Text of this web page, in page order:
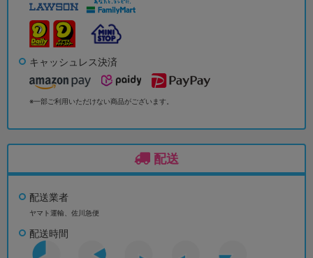
キャッシュレス決済
※一部ご利用いただけない商品がございます。
配送
配送業者
ヤマト運輸、佐川急便
配送時間